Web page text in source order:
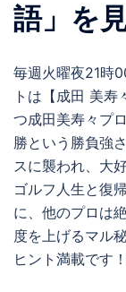
語」を
毎週火曜夜21時
トは【成田 美寿
つ成田美寿々プ
勝という勝負強
スに襲われ、大
ゴルフ人生と復
に、他のプロは
度を上げるマル
ヒント満載です